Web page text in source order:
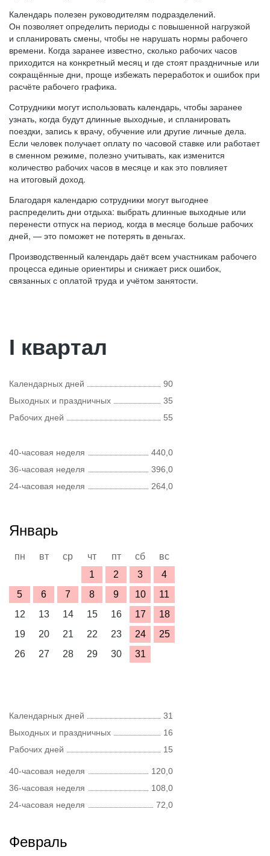
Календарь полезен руководителям подразделений.
Он позволяет определить периоды с повышенной нагрузкой
и спланировать смены, чтобы не нарушать нормы рабочего
времени. Когда заранее известно, сколько рабочих часов
приходится на конкретный месяц и где стоят праздничные или
сокращённые дни, проще избежать переработок и ошибок при
расчёте рабочего графика.
Сотрудники могут использовать календарь, чтобы заранее
узнать, когда будут длинные выходные, и спланировать
поездки, запись к врачу, обучение или другие личные дела.
Если человек получает оплату по часовой ставке или работает
в сменном режиме, полезно учитывать, как изменится
количество рабочих часов в месяце и как это повлияет
на итоговый доход.
Благодаря календарю сотрудники могут выгоднее
распределить дни отдыха: выбрать длинные выходные или
перенести отпуск на период, когда в месяце больше рабочих
дней, — это поможет не потерять в деньгах.
Производственный календарь даёт всем участникам рабочего
процесса единые ориентиры и снижает риск ошибок,
связанных с оплатой труда и учётом занятости.
I квартал
Календарных дней
90
Выходных и праздничных
35
Рабочих дней
55
40-часовая неделя
440,0
36-часовая неделя
396,0
24-часовая неделя
264,0
Январь
пн вт ср чт пт сб
вс
1
2 3
4
5
6 7 8 9 10
11
12
13 14 15 16 17
18
19
20 21 22 23 24
25
26
27 28 29 30 31
Календарных дней
31
Выходных и праздничных
16
Рабочих дней
15
40-часовая неделя
120,0
36-часовая неделя
108,0
24-часовая неделя
72,0
Февраль